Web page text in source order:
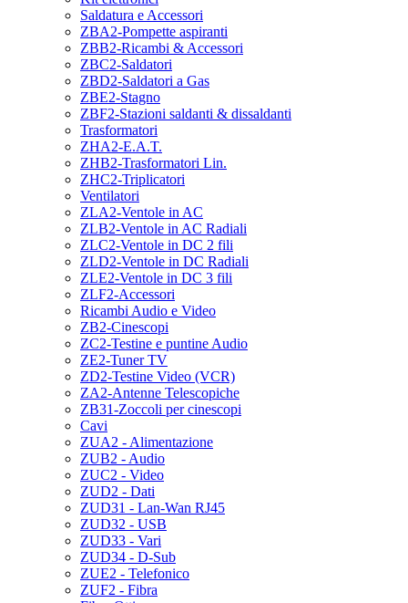
Saldatura e Accessori
ZBA2-Pompette aspiranti
ZBB2-Ricambi & Accessori
ZBC2-Saldatori
ZBD2-Saldatori a Gas
ZBE2-Stagno
ZBF2-Stazioni saldanti & dissaldanti
Trasformatori
ZHA2-E.A.T.
ZHB2-Trasformatori Lin.
ZHC2-Triplicatori
Ventilatori
ZLA2-Ventole in AC
ZLB2-Ventole in AC Radiali
ZLC2-Ventole in DC 2 fili
ZLD2-Ventole in DC Radiali
ZLE2-Ventole in DC 3 fili
ZLF2-Accessori
Ricambi Audio e Video
ZB2-Cinescopi
ZC2-Testine e puntine Audio
ZE2-Tuner TV
ZD2-Testine Video (VCR)
ZA2-Antenne Telescopiche
ZB31-Zoccoli per cinescopi
Cavi
ZUA2 - Alimentazione
ZUB2 - Audio
ZUC2 - Video
ZUD2 - Dati
ZUD31 - Lan-Wan RJ45
ZUD32 - USB
ZUD33 - Vari
ZUD34 - D-Sub
ZUE2 - Telefonico
ZUF2 - Fibra